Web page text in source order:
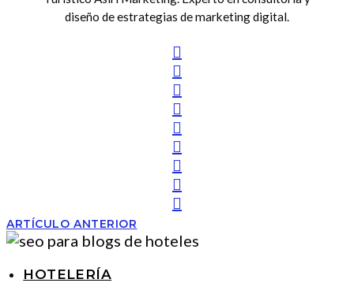
diseño de estrategias de marketing digital.
ARTÍCULO ANTERIOR
HOTELERÍA